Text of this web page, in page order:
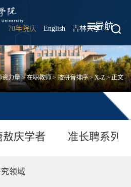
70年院庆 English 吉林大学 |
导航
资力量>在职教师>按拼音排序>X-Z> 正文
敖庆学者 准长聘系列
领域